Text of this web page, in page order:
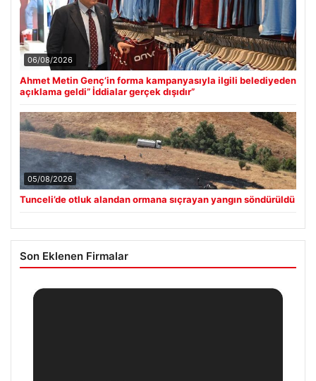
06/08/2026
Ahmet Metin Genç’in forma kampanyasıyla ilgili belediyeden
açıklama geldi” İddialar gerçek dışıdır”
05/08/2026
Tunceli’de otluk alandan ormana sıçrayan yangın söndürüldü
Son Eklenen Firmalar